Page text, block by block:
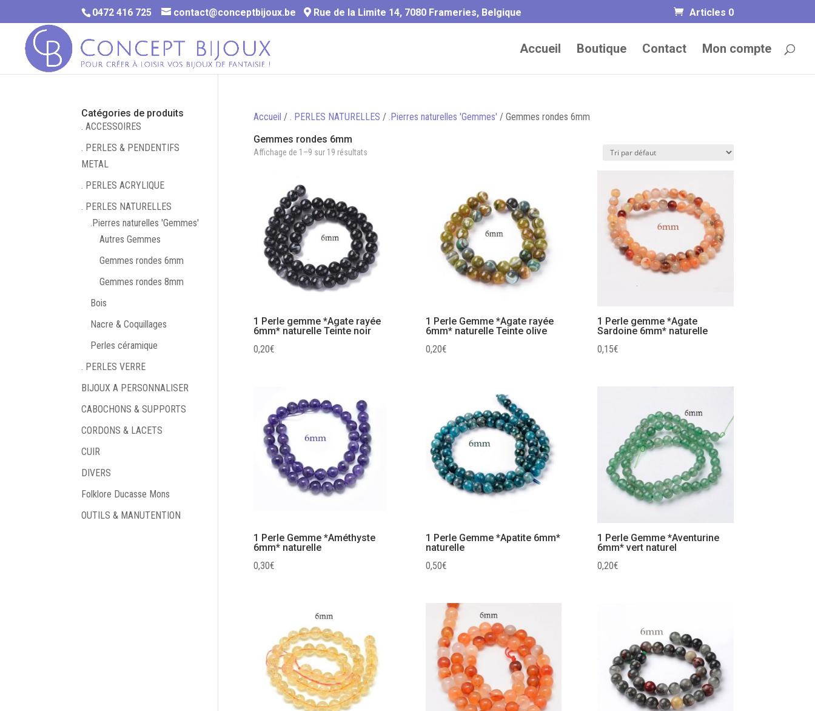
0472 416 725 contact@conceptbijoux.be Rue de la Limite 14, 7080 Frameries, Belgique Articles 0
Accueil Boutique Contact Mon compte
Accueil / . PERLES NATURELLES / .Pierres naturelles 'Gemmes' / Gemmes rondes 6mm
Gemmes rondes 6mm
Affichage de 1–9 sur 19 résultats
1 Perle gemme *Agate rayée
6mm* naturelle Teinte noir
0,20€
1 Perle Gemme *Agate rayée
6mm* naturelle Teinte olive
0,20€
1 Perle gemme *Agate
Sardoine 6mm* naturelle
0,15€
1 Perle Gemme *Améthyste
6mm* naturelle
0,30€
1 Perle Gemme *Apatite 6mm*
naturelle
0,50€
1 Perle Gemme *Aventurine
6mm* vert naturel
0,20€
Catégories de produits
. ACCESSOIRES
. PERLES & PENDENTIFS
METAL
. PERLES ACRYLIQUE
. PERLES NATURELLES
.Pierres naturelles 'Gemmes'
Autres Gemmes
Gemmes rondes 6mm
Gemmes rondes 8mm
Bois
Nacre & Coquillages
Perles céramique
. PERLES VERRE
BIJOUX A PERSONNALISER
CABOCHONS & SUPPORTS
CORDONS & LACETS
CUIR
DIVERS
Folklore Ducasse Mons
OUTILS & MANUTENTION